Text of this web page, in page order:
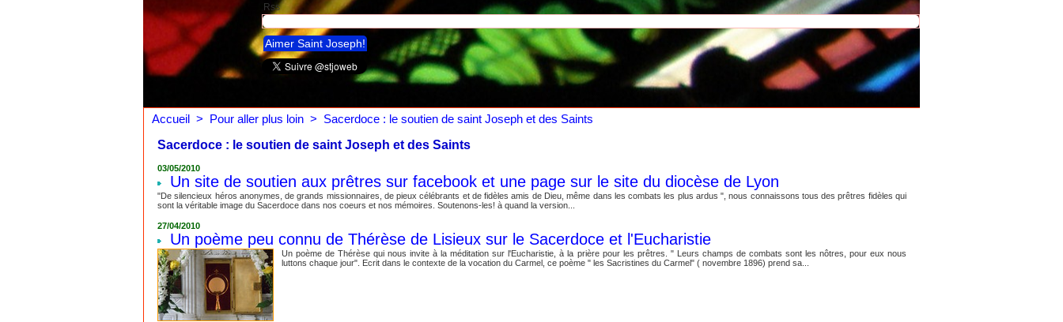
Rss
Aimer Saint Joseph!
Accueil > Pour aller plus loin > Sacerdoce : le soutien de saint Joseph et des Saints
Sacerdoce : le soutien de saint Joseph et des Saints
03/05/2010
Un site de soutien aux prêtres sur facebook et une page sur le site du diocèse de Lyon
"De silencieux héros anonymes, de grands missionnaires, de pieux célébrants et de fidèles amis de Dieu, même dans les combats les plus ardus ", nous connaissons tous des prêtres fidèles qui
sont la véritable image du Sacerdoce dans nos coeurs et nos mémoires. Soutenons-les! à quand la version...
27/04/2010
Un poème peu connu de Thérèse de Lisieux sur le Sacerdoce et l'Eucharistie
Un poème de Thérèse qui nous invite à la méditation sur l'Eucharistie, à la prière pour les prêtres. " Leurs champs de combats sont les nôtres, pour eux nous
luttons chaque jour". Ecrit dans le contexte de la vocation du Carmel, ce poème " les Sacristines du Carmel" ( novembre 1896) prend sa...